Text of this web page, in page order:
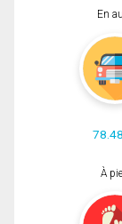
En
À